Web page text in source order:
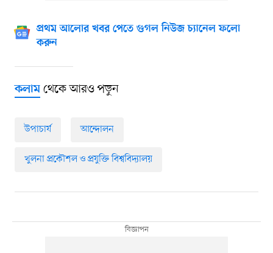
প্রথম আলোর খবর পেতে গুগল নিউজ চ্যানেল ফলো
করুন
কলামথেকে আরও পড়ুন
উপাচার্য আন্দোলন
খুলনা প্রকৌশল ও প্রযুক্তি বিশ্ববিদ্যালয়